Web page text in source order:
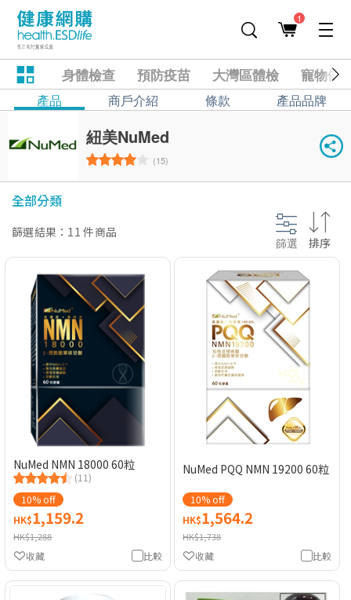
1
身體檢查 預防疫苗 大灣區體檢 寵物健
產品 商戶介紹 條款 產品品牌
紐美NuMed
(15)
全部分類
篩選結果：11 件商品
篩選 排序
NuMed NMN 18000 60粒
(11)
10% off
HK$1,159.2
HK$1,288
比較
收藏
NuMed PQQ NMN 19200 60粒
10% off
HK$1,564.2
HK$1,738
比較
收藏